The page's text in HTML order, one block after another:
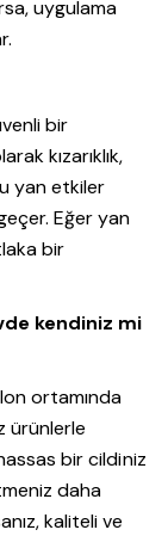
uygulama
bir
kızarıklık,
yan etkiler
Eğer yan
bir
kendiniz mi
ortamında
ürünlerle
bir cildiniz
daha
kaliteli ve